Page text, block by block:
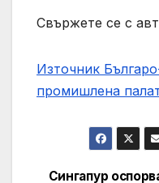
Свържете се с
Източник
промишлена
Сингапур